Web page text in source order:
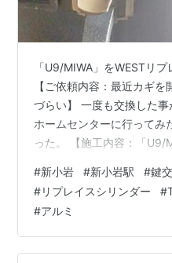
「U9/MIWA」をWESTリ
【ご依頼内容：最近カギ
づらい】 一度も交換した
ホームセンターに行ってみ
った。 【施工内容：「U9/
き戸に親指で押し込んでか
というタイプが付いていま
多く採用されていましたが
とは少ないかと思います。
した、MIWAの「U9」タイ
#新小岩 #新小岩駅 #鍵
#リプレイスシリンダー #
#アルミ